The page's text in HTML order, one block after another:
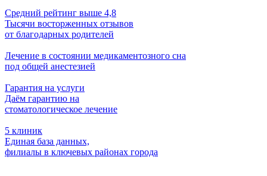
Средний рейтинг выше 4,8
Тысячи восторженных отзывов
от благодарных родителей
Лечение в состоянии медикаментозного сна
под общей анестезией
Гарантия на услуги
Даём гарантию на
стоматологическое лечение
5 клиник
Единая база данных,
филиалы в ключевых районах города